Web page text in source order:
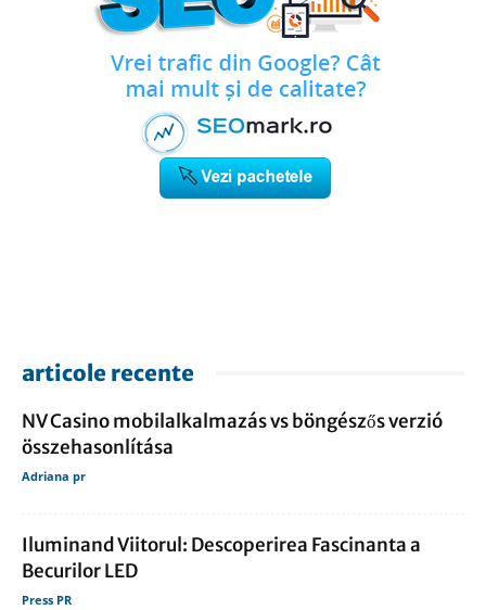
articole recente
NV Casino mobilalkalmazás vs böngészős verzió
összehasonlítása
Adriana pr
Iluminand Viitorul: Descoperirea Fascinanta a
Becurilor LED
Press PR